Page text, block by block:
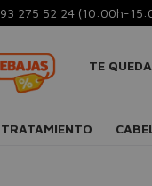
93 275 52 24 (10:00h-
TE
TRATAMIENTO